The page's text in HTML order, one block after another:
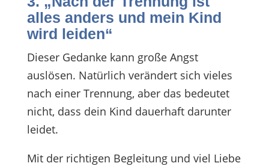
alles anders und mein Kind
wird leiden“
Dieser Gedanke kann große Angst
auslösen. Natürlich verändert sich vieles
nach einer Trennung, aber das bedeutet
nicht, dass dein Kind dauerhaft darunter
leidet.
Mit der richtigen Begleitung und viel Liebe